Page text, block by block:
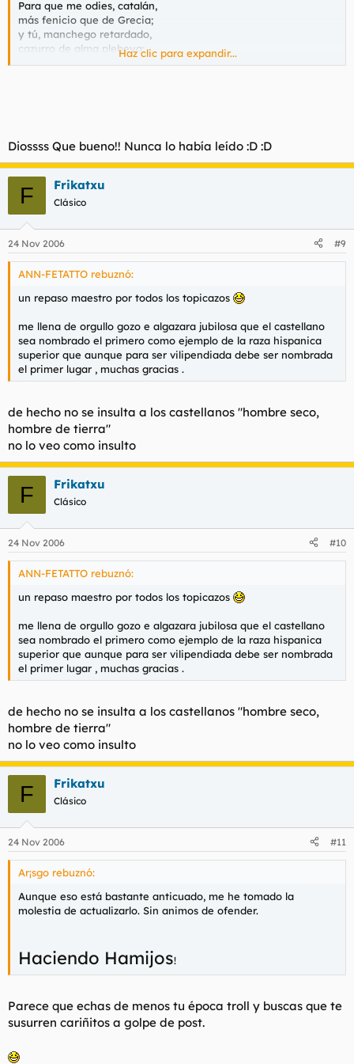
Francisco Vighi 1920
Para que me odies, catalán,
más fenicio que de Grecia;
y tú, manchego retardado,
cazurro de alma plebeya;
isleño cursi y rastacuero,
para que me mates, levantino,
simulador de arte y de belleza;
vasco hipocrita y ambicioso,
insultame con tu pobre lengua;
asturiano traidor y falso;
gallego llorón, y sin vertebras;
murciano sucio, feo y torpe;
extremeño de las cavernas;
madrileño que de Real orden
eres tonto por dentro y por fuera.
gentes cobardes de mi tierra.
¡culebra!, ¡culebra!, ¡culebra!
Francisco Vighi 1920
Haz clic para expandir...
Diossss Que bueno!! Nunca lo había leído :D :D
F Frikatxu
Clásico
24 Nov 2006 #9
ANN-FETATTO rebuznó:
un repaso maestro por todos los topicazos
me llena de orgullo gozo e algazara jubilosa que el castellano
sea nombrado el primero como ejemplo de la raza hispanica
superior que aunque para ser vilipendiada debe ser nombrada
el primer lugar , muchas gracias .
de hecho no se insulta a los castellanos "hombre seco,
hombre de tierra"
no lo veo como insulto
F Frikatxu
Clásico
24 Nov 2006 #10
ANN-FETATTO rebuznó:
un repaso maestro por todos los topicazos
me llena de orgullo gozo e algazara jubilosa que el castellano
sea nombrado el primero como ejemplo de la raza hispanica
superior que aunque para ser vilipendiada debe ser nombrada
el primer lugar , muchas gracias .
de hecho no se insulta a los castellanos "hombre seco,
hombre de tierra"
no lo veo como insulto
F Frikatxu
Clásico
24 Nov 2006 #11
Ar¡sgo rebuznó:
Aunque eso está bastante anticuado, me he tomado la
molestia de actualizarlo. Sin animos de ofender.
Haciendo Hamijos!
Parece que echas de menos tu época troll y buscas que te
susurren cariñitos a golpe de post.